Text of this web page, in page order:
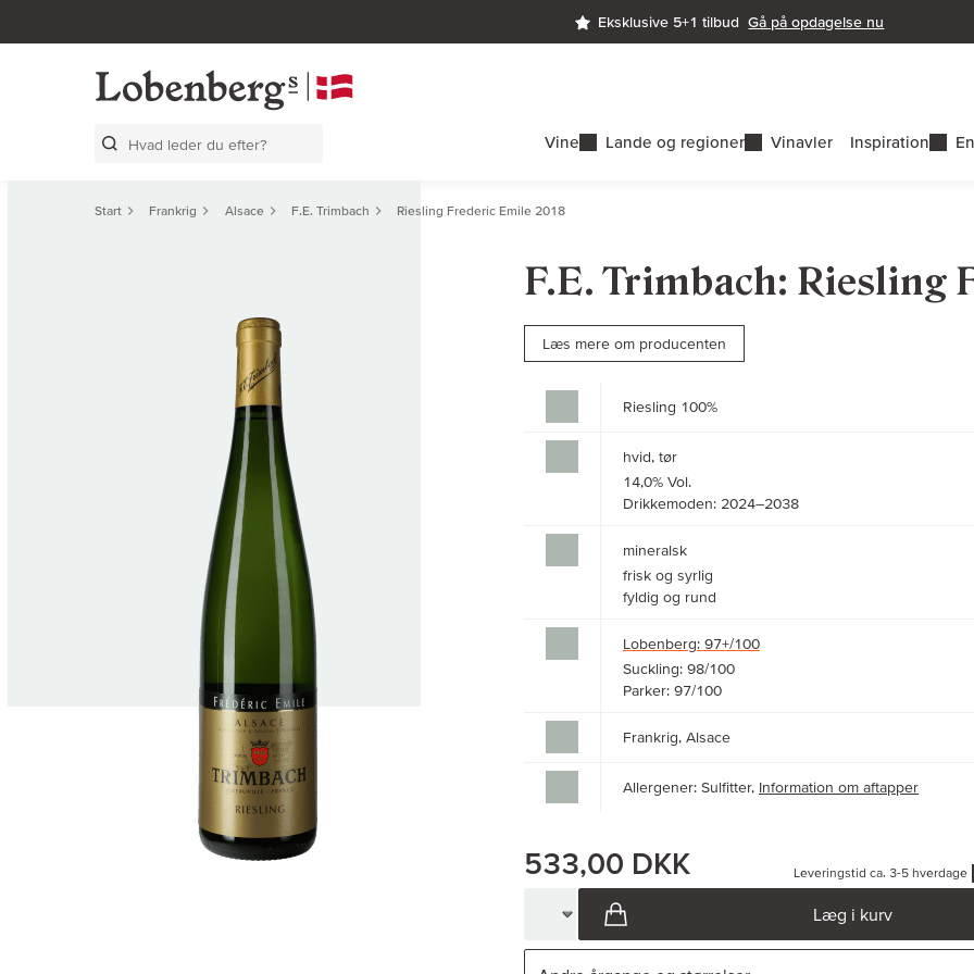
Eksklusive 5+1 tilbudGå på opdagelse nu
Vine Lande og regioner Vinavler Inspiration
Start Frankrig Alsace F.E. Trimbach Riesling Frederic Emile 2018
F.E. Trimbach: Riesling
Læs mere om producenten
Riesling 100%
hvid, tør
14,0% Vol.
Drikkemoden: 2024–2038
mineralsk
frisk og syrlig
fyldig og rund
Lobenberg: 97+/100
Suckling: 98/100
Parker: 97/100
Frankrig, Alsace
Allergener: Sulfitter, Information om aftapper
533,00 DKK Leveringstid ca. 3-5 hverdage
Læg i kurv